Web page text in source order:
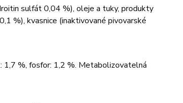
sulfát 0,04 %), oleje a tuky, produkty
%), kvasnice (inaktivované pivovarské
1,7 %, fosfor: 1,2 %. Metabolizovatelná